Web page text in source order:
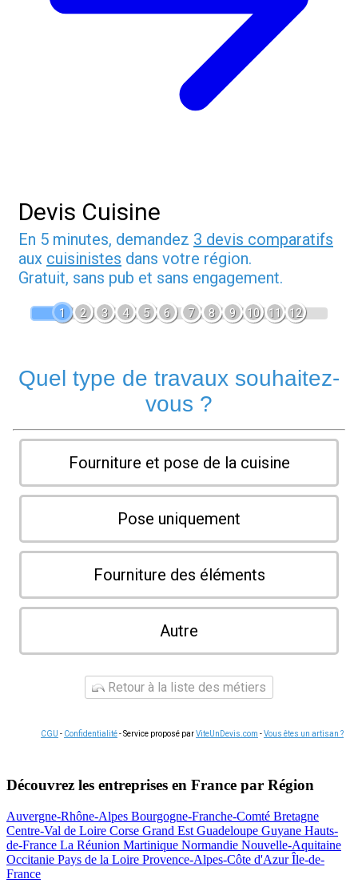
Devis Cuisine
En 5 minutes, demandez 3 devis comparatifs
aux cuisinistes dans votre région.
Gratuit, sans pub et sans engagement.
1 2 3 4 5 6 7 8 9 10 11 12
Quel type de travaux souhaitez-
vous ?
Fourniture et pose de la cuisine
Pose uniquement
Fourniture des éléments
Autre
Retour à la liste des métiers
CGU - Confidentialité- Service proposé parViteUnDevis.com -Vous êtes un artisan ?
Découvrez les entreprises en France par Région
Auvergne-Rhône-Alpes Bourgogne-Franche-Comté Bretagne
Centre-Val de Loire Corse Grand Est Guadeloupe Guyane Hauts-
de-France La Réunion Martinique Normandie Nouvelle-Aquitaine
Occitanie Pays de la Loire Provence-Alpes-Côte d'AzurÎle-de-
France